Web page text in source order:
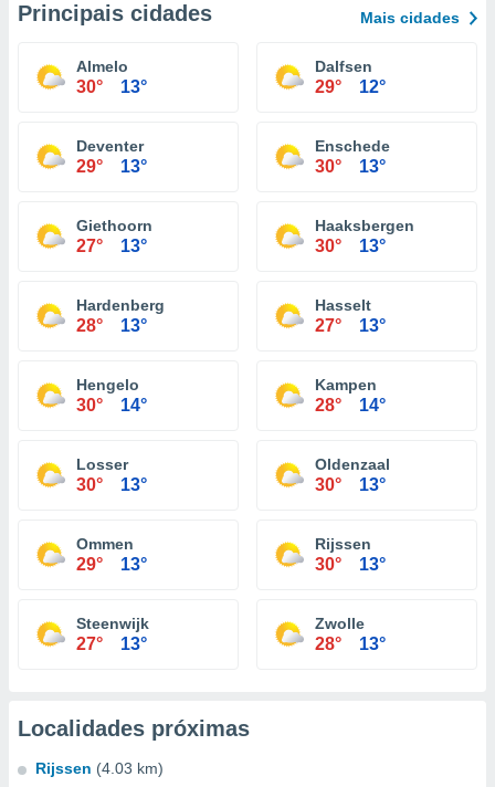
Principais cidades Mais cidades
Almelo
30° 13°
Dalfsen
29° 12°
Deventer
29° 13°
Enschede
30° 13°
Giethoorn
27° 13°
Haaksbergen
30° 13°
Hardenberg
28° 13°
Hasselt
27° 13°
Hengelo
30° 14°
Kampen
28° 14°
Losser
30° 13°
Oldenzaal
30° 13°
Ommen
29° 13°
Rijssen
30° 13°
Steenwijk
27° 13°
Zwolle
28° 13°
Localidades próximas
Rijssen (4.03 km)